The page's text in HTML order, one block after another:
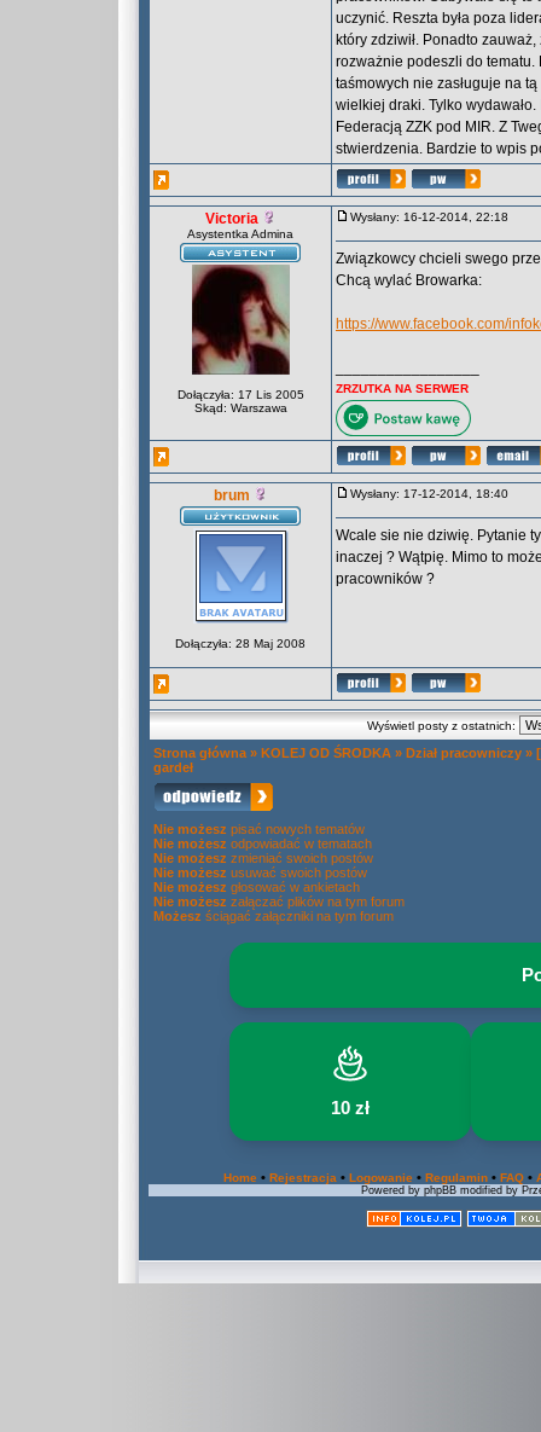
uczynić. Reszta była poza
który zdziwił. Ponadto
rozważnie podeszli do tematu.
taśmowych nie zasługuje na
wielkiej draki. Tylko
Federacją ZZK pod MIR. Z
stwierdzenia. Bardzie to wpis
Victoria
Asystentka Admina
Dołączyła: 17 Lis 2005
Skąd: Warszawa
Wysłany: 16-12-2014, 22:18
Związkowcy chcieli swego
Chcą wylać Browarka:
https://www.facebook.com/
ZRZUTKA NA SERWER
brum
Dołączyła: 28 Maj 2008
Wysłany: 17-12-2014, 18:40
Wcale sie nie dziwię. Pytanie
inaczej ? Wątpię. Mimo to
pracowników ?
Wyświetl posty z ostatnich:
Strona główna » KOLEJ OD ŚRODKA » Dział pracowniczy »
gardeł
Nie możesz pisać nowych tematów
Nie możesz odpowiadać w tematach
Nie możesz zmieniać swoich postów
Nie możesz usuwać swoich postów
Nie możesz głosować w ankietach
Nie możesz załączać plików na tym forum
Możesz ściągać załączniki na tym forum
10 zł
Home • Rejestracja • Logowanie • Regulamin • FAQ •
Powered by phpBB modified by